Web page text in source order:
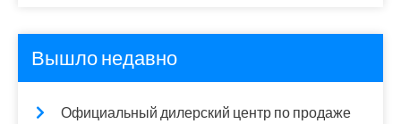
Вышло недавно
Официальный дилерский центр по продаже